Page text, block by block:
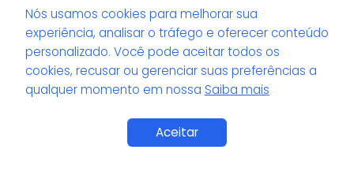
Nós usamos cookies para melhorar sua
experiência, analisar o tráfego e oferecer conteúdo
personalizado. Você pode aceitar todos os
cookies, recusar ou gerenciar suas preferências a
qualquer momento em nossa Saiba mais
AceitarSaiba Mais